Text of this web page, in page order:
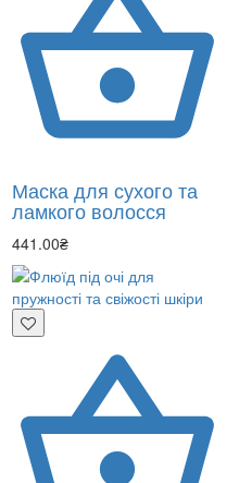
Маска для сухого та
ламкого волосся
441.00₴